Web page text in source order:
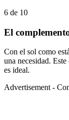
6 de 10
El
Con el sol como
una necesidad.
es ideal.
Advertisement -